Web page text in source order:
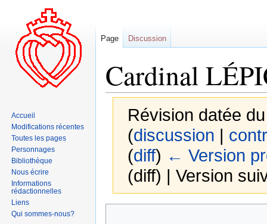
Cardinal
Révision datée
(discussion |
(diff) ← Version
(diff) | Version
Page Discussion
Accueil
Modifications récentes
Toutes les pages
Personnages
Bibliothèque
Nous écrire
Informations
rédactionnelles
Liens
Qui sommes-nous?